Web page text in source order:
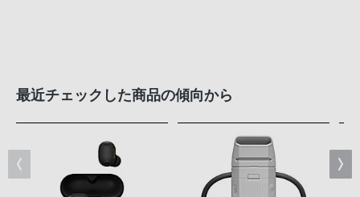
最近チェックした商品の傾向から